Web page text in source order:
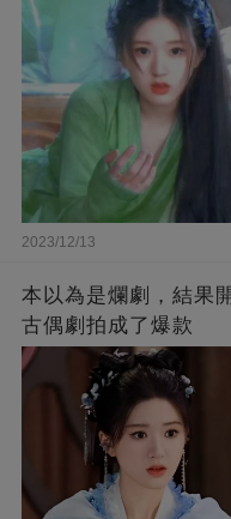
2023/12/13
本以為是爛劇，結果
古偶劇拍成了爆款